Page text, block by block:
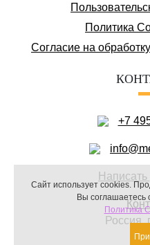
Политика
Соглаcие на
+7
Написать
Россия,
Сайт использует cookies.
Вы соглашаетесь
Политика